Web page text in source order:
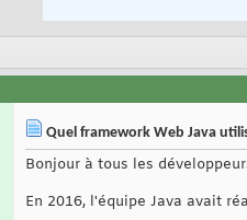
Quel framework Web Java
Bonjour à tous les
En 2016, l'équipe Java avait